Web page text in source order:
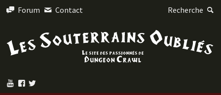
Forum Contact Recherche